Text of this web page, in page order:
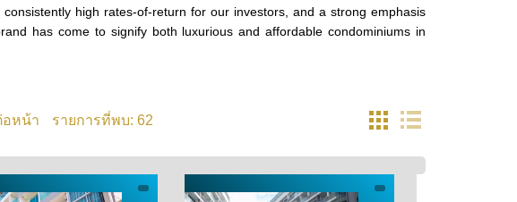
high rates-of-return for our investors, and a strong emphasis
has come to signify both luxurious and affordable condominiums in
อหน้า รายการที่พบ: 62